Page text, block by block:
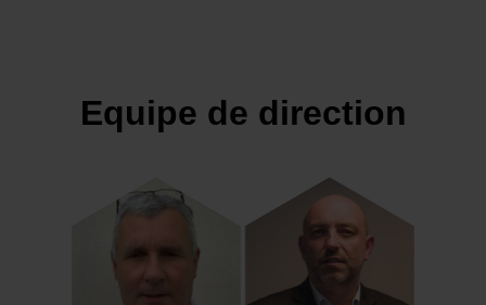
Equipe de direction